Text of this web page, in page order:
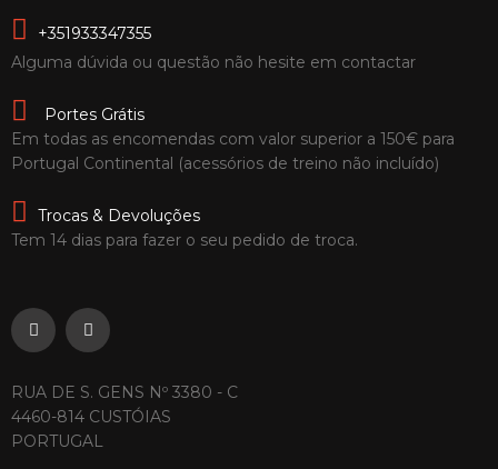
+351933347355
Alguma dúvida ou questão não hesite em contactar
Portes Grátis
Em todas as encomendas com valor superior a 150€ para
Portugal Continental (acessórios de treino não incluído)
Trocas & Devoluções
Tem 14 dias para fazer o seu pedido de troca.
RUA DE S. GENS Nº 3380 - C
4460-814 CUSTÓIAS
PORTUGAL